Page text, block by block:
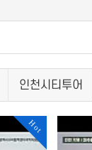
인천시티투어
Hot